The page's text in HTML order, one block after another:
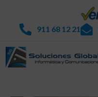
911 68 12 21